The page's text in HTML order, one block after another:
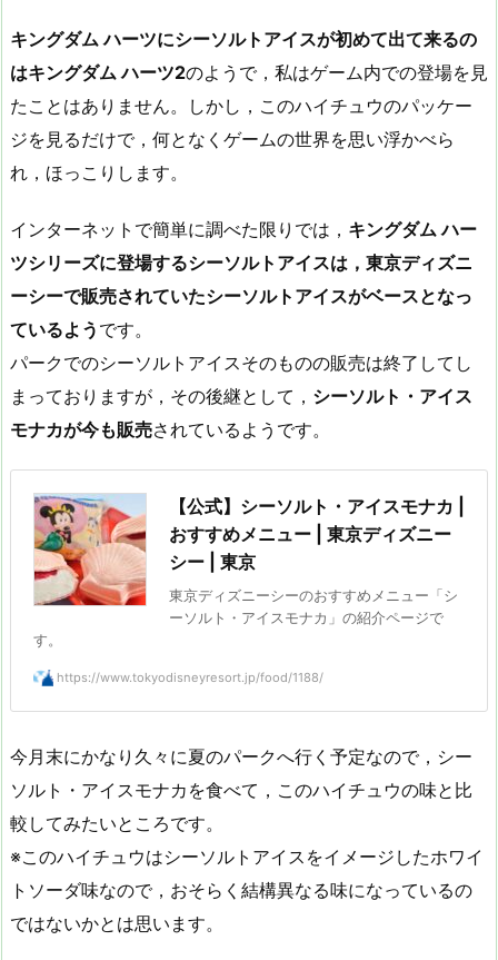
キングダム ハーツにシーソルトアイスが初めて出て来るの
はキングダム ハーツ2のようで，私はゲーム内での登場を見
たことはありません。しかし，このハイチュウのパッケー
ジを見るだけで，何となくゲームの世界を思い浮かべら
れ，ほっこりします。
インターネットで簡単に調べた限りでは， キングダム ハー
ツシリーズに登場するシーソルトアイスは，東京ディズニ
ーシーで販売されていたシーソルトアイスがベースとなっ
ているよう です。
パークでのシーソルトアイスそのものの販売は終了してし
まっておりますが，その後継として， シーソルト・アイス
モナカが今も販売されているようです。
【公式】シーソルト・アイスモナカ |
おすすめメニュー | 東京ディズニー
シー | 東京
東京ディズニーシーのおすすめメニュー「シ
ーソルト・アイスモナカ」の紹介ページで
す。
https://www.tokyodisneyresort.jp/food/1188/
今月末にかなり久々に夏のパークへ行く予定なので，シー
ソルト・アイスモナカを食べて，このハイチュウの味と比
較してみたいところです。
※このハイチュウはシーソルトアイスをイメージしたホワイ
トソーダ味なので，おそらく結構異なる味になっているの
ではないかとは思います。